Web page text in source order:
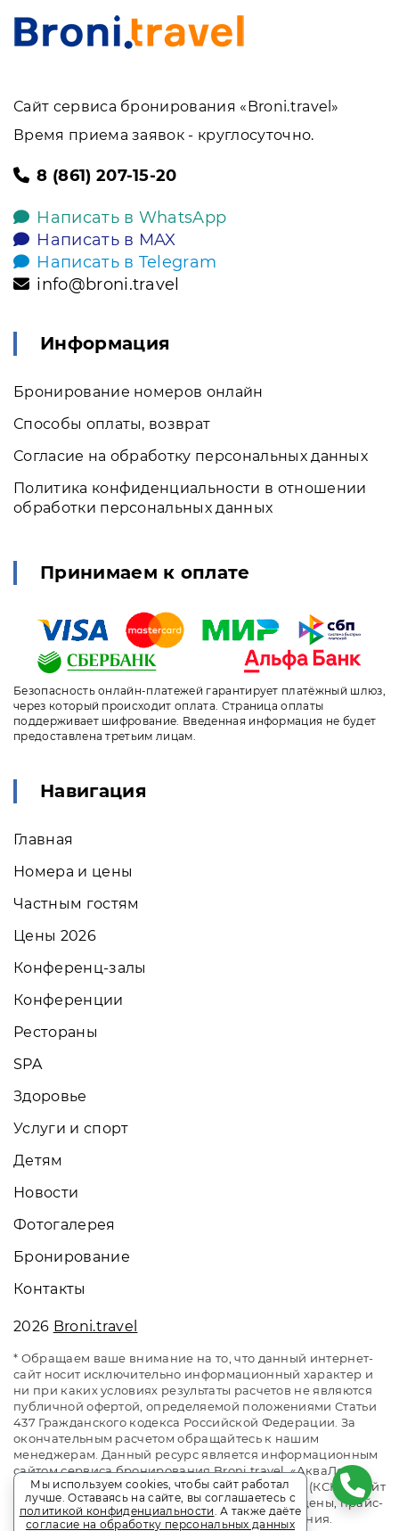
Сайт сервиса бронирования «Broni.travel»
Время приема заявок - круглосуточно.
8 (861) 207-15-20
Написать в WhatsApp
Написать в MAX
Написать в Telegram
info@broni.travel
Информация
Бронирование номеров онлайн
Способы оплаты, возврат
Согласие на обработку персональных данных
Политика конфиденциальности в отношении
обработки персональных данных
Принимаем к оплате
Безопасность онлайн-платежей гарантирует платёжный шлюз,
через который происходит оплата. Страница оплаты
поддерживает шифрование. Введенная информация не будет
предоставлена третьим лицам.
Навигация
Главная
Номера и цены
Частным гостям
Цены 2026
Конференц-залы
Конференции
Рестораны
SPA
Здоровье
Услуги и спорт
Детям
Новости
Фотогалерея
Бронирование
Контакты
2026 Broni.travel
* Обращаем ваше внимание на то, что данный интернет-
сайт носит исключительно информационный характер и
ни при каких условиях результаты расчетов не являются
публичной офертой, определяемой положениями Статьи
437 Гражданского кодекса Российской Федерации. За
окончательным расчетом обращайтесь к нашим
менеджерам. Данный ресурс является информационным
сайтом сервиса бронирования Broni.travel. «АкваЛоо»
клинический санаторно-курортный комплекс (КСКК). Сайт
онлайн бронирования номеров. Актуальные цены, прайс-
листы и наличие мест. Акции и спецпредложения.
Мы используем cookies, чтобы сайт работал
лучше. Оставаясь на сайте, вы соглашаетесь с
политикой конфиденциальности. А также даёте
согласие на обработку персональных данных